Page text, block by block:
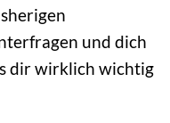
und dich
dir wirklich wichtig